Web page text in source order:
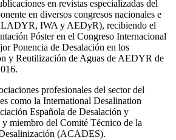
en revistas especializadas del
en diversos congresos nacionales e
IWA y AEDyR), recibiendo el
Póster en el Congreso Internacional
Ponencia de Desalación en los
y Reutilización de Aguas de AEDYR de
profesionales del sector del
como la International Desalination
Española de Desalación y
miembro del Comité Técnico de la
(ACADES).